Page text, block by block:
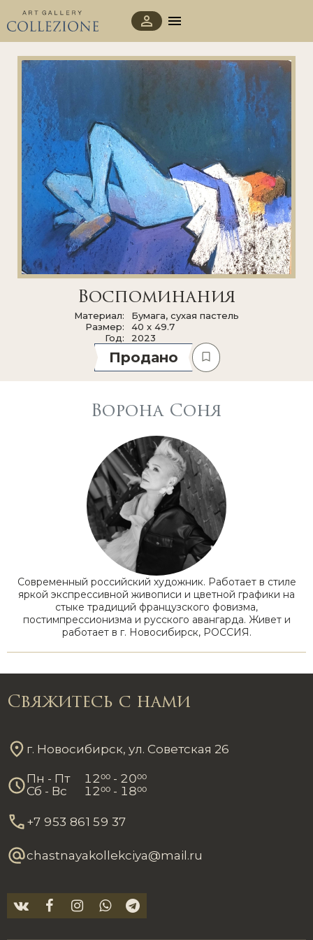
Воспоминания
Материал
Бумага, сухая пастель
Размер
40 x 49.7
Год
2023
Продано
Ворона Соня
Современный российский художник. Работает в стиле
яркой экспрессивной живописи и цветной графики на
стыке традиций французского фовизма,
постимпрессионизма и русского авангарда. Живет и
работает в г. Новосибирск, РОССИЯ.
Свяжитесь с нами
г. Новосибирск, ул. Советская 26
Пн - Пт 1200 - 2000
Сб - Вс
1200 - 1800
+7 953 861 59 37
chastnayakollekciya@mail.ru